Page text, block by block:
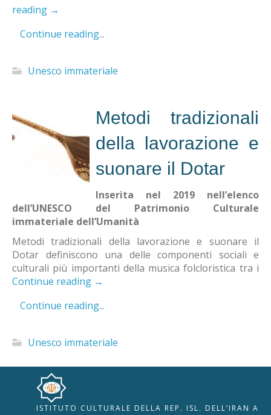
reading →
Continue reading...
Unesco immateriale
Metodi tradizionali
della lavorazione e
suonare il Dotar
Inserita nel 2019 nell’elenco
dell’UNESCO del Patrimonio Culturale
immateriale dell’Umanità
Metodi tradizionali della lavorazione e suonare il
Dotar definiscono una delle componenti sociali e
culturali più importanti della musica folcloristica tra i
Continue reading →
Continue reading...
Unesco immateriale
ISTITUTO CULTURALE DELLA REP. ISL. DELL’IRAN A